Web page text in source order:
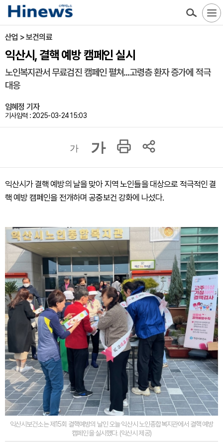
산업 > 보건의료
익산시, 결핵 예방 캠페인 실시
노인복지관서 무료검진 캠페인 펼쳐...고령층 환자 증가에 적극
대응
임혜정 기자
기사입력 : 2025-03-24 15:03
가 가
익산시가 결핵 예방의 날을 맞아 지역 노인들을 대상으로 적극적인 결
핵 예방 캠페인을 전개하며 공중보건 강화에 나섰다.
익산시보건소는 제15회 결핵예방의 날인 오늘 익산시 노인종합복지관에서 결핵 예방
캠페인을 실시했다. (익산시 제공)